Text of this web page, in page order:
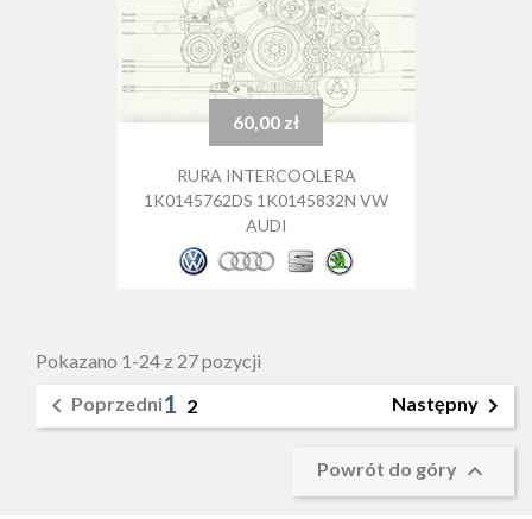
Cena60,00 zł
RURA INTERCOOLERA
1K0145762DS 1K0145832N VW
AUDI
Pokazano 1-24 z 27 pozycji
 Poprzedni1 2 Następny 
Powrót do góry 